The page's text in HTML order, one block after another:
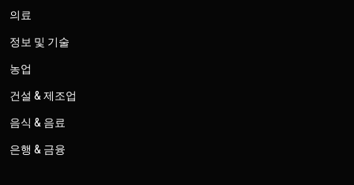
의료
정보 및 기술
농업
건설 & 제조업
음식 & 음료
은행 & 금융